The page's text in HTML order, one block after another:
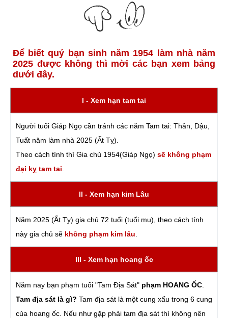
Để biết quý bạn sinh năm 1954 làm nhà năm
2025 được không thì mời các bạn xem bảng
dưới đây.
I - Xem hạn tam tai
Người tuổi Giáp Ngọ cần tránh các năm Tam tai: Thân, Dậu,
Tuất năm làm nhà 2025 (Ất Tỵ).
Theo cách tính thì Gia chủ 1954(Giáp Ngọ) sẽ không phạm
đại kỵ tam tai
II - Xem hạn kim Lâu
Năm 2025 (Ất Tỵ) gia chủ 72 tuổi (tuổi mụ), theo cách tính
này gia chủ sẽ không phạm kim lâu
III - Xem hạn hoang ốc
Năm nay bạn phạm tuổi "Tam Địa Sát" phạm HOANG ỐC
Tam địa sát là gì? Tam địa sát là một cung xấu trong 6 cung
của hoang ốc. Nếu như gặp phải tam địa sát thì không nên